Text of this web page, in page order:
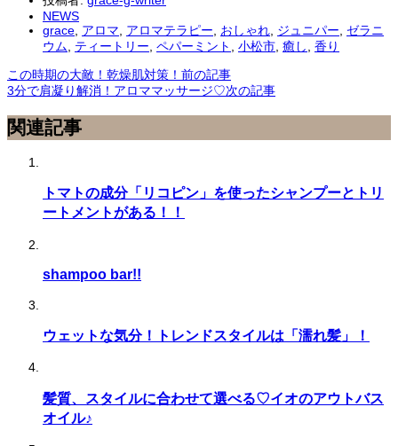
NEWS
grace, アロマ, アロマテラピー, おしゃれ, ジュニパー, ゼラニ
ウム, ティートリー, ペパーミント , 小松市, 癒し, 香り
この時期の大敵！乾燥肌対策！ 前の記事
3分で肩凝り解消！アロママッサージ♡次の記事
関連記事
トマトの成分「リコピン」を使ったシャンプーとトリ
ートメントがある！！
shampoo bar!!
ウェットな気分！トレンドスタイルは「濡れ髪」！
髪質、スタイルに合わせて選べる♡イオのアウトバス
オイル♪